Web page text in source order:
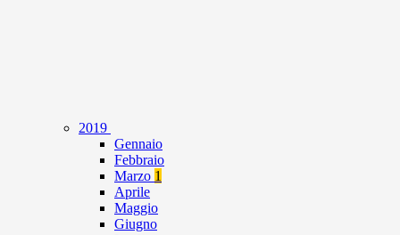
2019
Gennaio
Febbraio
Marzo 1
Aprile
Maggio
Giugno